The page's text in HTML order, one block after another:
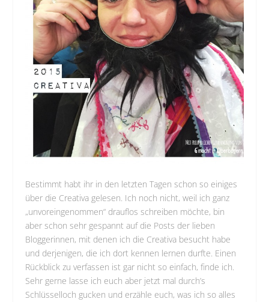
Bestimmt habt ihr in den letzten Tagen schon so einiges
über die Creativa gelesen. Ich noch nicht, weil ich ganz
„unvoreingenommen“ drauflos schreiben möchte, bin
aber schon sehr gespannt auf die Posts der lieben
Bloggerinnen, mit denen ich die Creativa besucht habe
und derjenigen, die ich dort kennen lernen durfte. Einen
Rückblick zu verfassen ist gar nicht so einfach, finde ich.
Sehr gerne lasse ich euch aber jetzt mal durch’s
Schlüsselloch gucken und erzähle euch, was ich so alles